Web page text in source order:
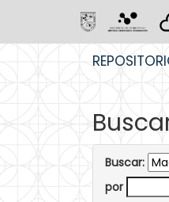
Buscar:
por